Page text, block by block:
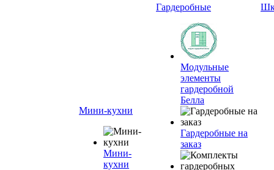
Мини-кухни
Мини-
кухни
Гардеробные
Модульные
элементы
гардеробной
Белла
Гардеробные на
заказ